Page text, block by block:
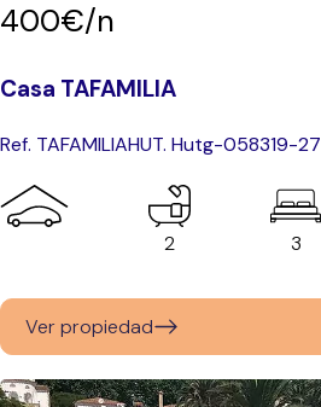
400€/n
Casa TAFAMILIA
Ref. TAFAMILIAHUT. Hutg-058319-27
2 3
Ver propiedad